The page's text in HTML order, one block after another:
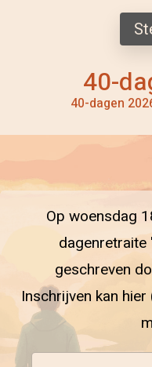
40-
40-dagen
Op woensdag
geschreven
Inschrijven kan